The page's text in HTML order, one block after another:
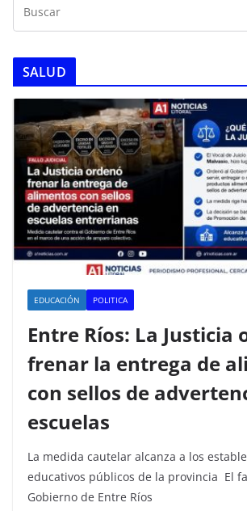
SALUD
EDUCACIÓN POLITICA
Entre Ríos: La Justicia
frenar la entrega de
con sellos de
escuelas
La medida cautelar alcanza a los
educativos públicos de la provincia El
Gobierno de Entre Ríos